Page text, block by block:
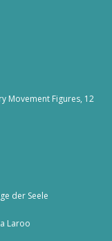
Movement Figures, 12
der Seele
Laroo